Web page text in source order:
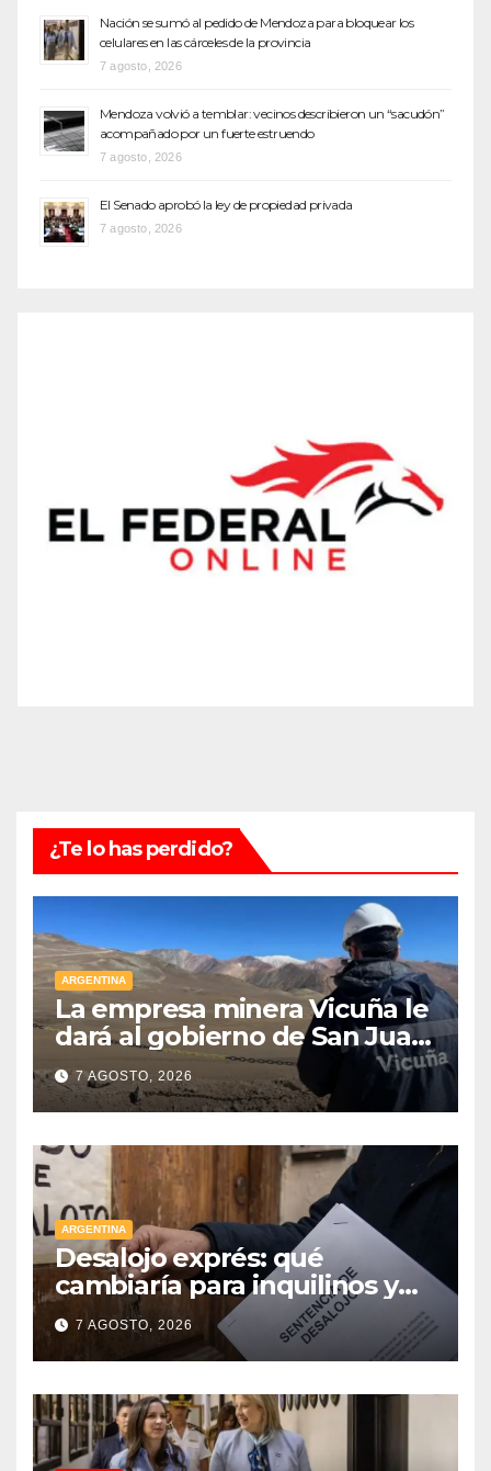
Nación se sumó al pedido de Mendoza para bloquear los
celulares en las cárceles de la provincia
7 agosto, 2026
Mendoza volvió a temblar: vecinos describieron un “sacudón”
acompañado por un fuerte estruendo
7 agosto, 2026
El Senado aprobó la ley de propiedad privada
7 agosto, 2026
¿Te lo has perdido?
ARGENTINA
La empresa minera Vicuña le
dará al gobierno de San Juan
U$D 250 millones cómo un
aporte extraordinario y no
reembolsable
7 AGOSTO, 2026
ARGENTINA
Desalojo exprés: qué
cambiaría para inquilinos y
dueños con el proyecto que
tuvo media sanción en la
Cámara alta
7 AGOSTO, 2026